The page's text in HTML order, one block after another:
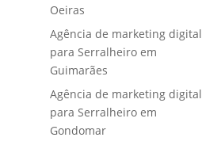
Oeiras
Agência de marketing digital
para Serralheiro em
Guimarães
Agência de marketing digital
para Serralheiro em
Gondomar